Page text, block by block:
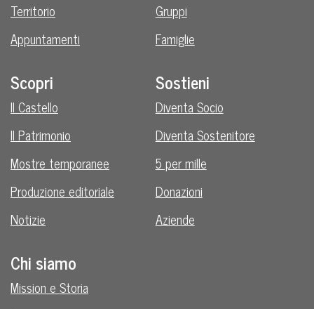
Territorio
Appuntamenti
Gruppi
Famiglie
Scopri
Il Castello
Il Patrimonio
Mostre temporanee
Produzione editoriale
Notizie
Sostieni
Diventa Socio
Diventa Sostenitore
5 per mille
Donazioni
Aziende
Chi siamo
Mission e Storia